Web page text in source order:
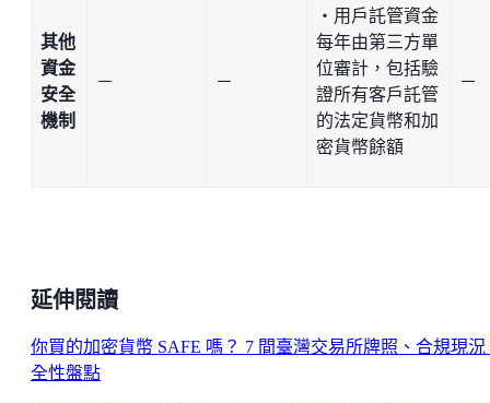
其他
資金
安全
機制
－ －
・用戶託管資金
每年由第三方單
位審計，包括驗
證所有客戶託管
的法定貨幣和加
密貨幣餘額
－
延伸閱讀
你買的加密貨幣 SAFE 嗎？ 7 間臺灣交易所牌照、合規現況
全性盤點